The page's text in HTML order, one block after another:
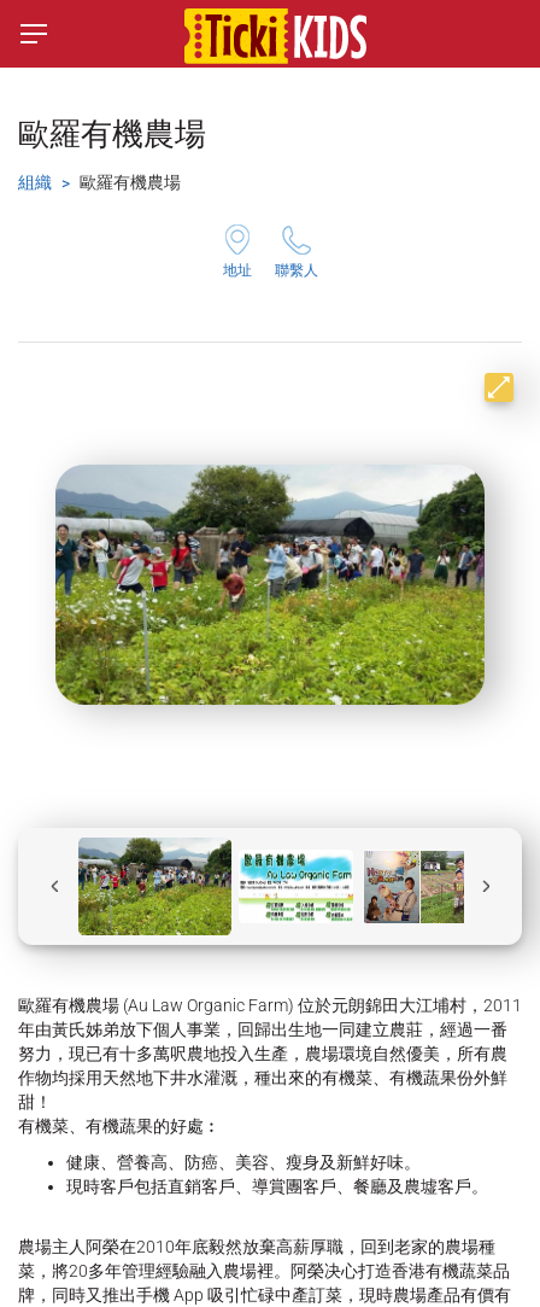
歐羅有機農場
組織 歐羅有機農場
地址 聯繫人
歐羅有機農場 (Au Law Organic Farm) 位於元朗錦田大江埔村，2011
年由黃氏姊弟放下個人事業，回歸出生地一同建立農莊，經過一番
努力，現已有十多萬呎農地投入生產，農場環境自然優美，所有農
作物均採用天然地下井水灌溉，種出來的有機菜、有機蔬果份外鮮
甜！
有機菜、有機蔬果的好處︰
健康、營養高、防癌、美容、瘦身及新鮮好味。
現時客戶包括直銷客戶、導賞團客戶、餐廳及農墟客戶。
農場主人阿榮在2010年底毅然放棄高薪厚職，回到老家的農場種
菜，將20多年管理經驗融入農場裡。阿榮决心打造香港有機蔬菜品
牌，同時又推出手機 App 吸引忙碌中產訂菜，現時農場產品有價有